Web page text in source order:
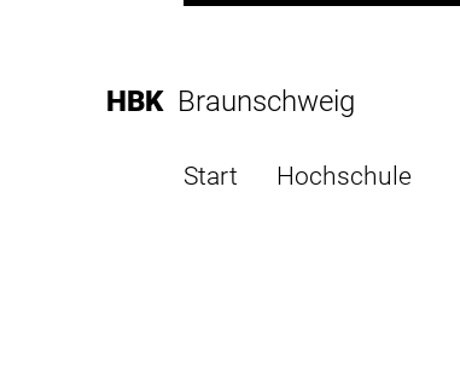
Hauptnavigation
HBK Braunschweig
Start Hochschule